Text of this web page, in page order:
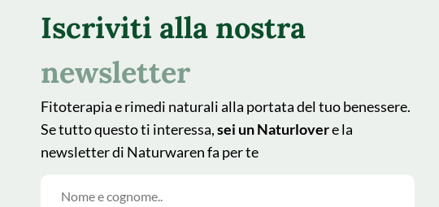
(MI)
Piante
Natur Blog
Shop
Area farmacisti
Recedere dal contratto qui
Iscriviti alla nostra
newsletter
Fitoterapia e rimedi naturali alla portata del tuo benessere.
Se tutto questo ti interessa,sei un Naturlovere la
newsletter di Naturwaren fa per te